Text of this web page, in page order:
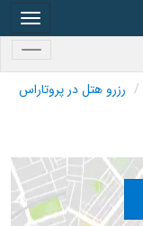
رزرو هتل در پروتاراس